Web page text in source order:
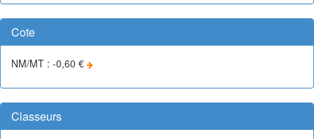
Cote
NM/MT : -0,60 €
Classeurs